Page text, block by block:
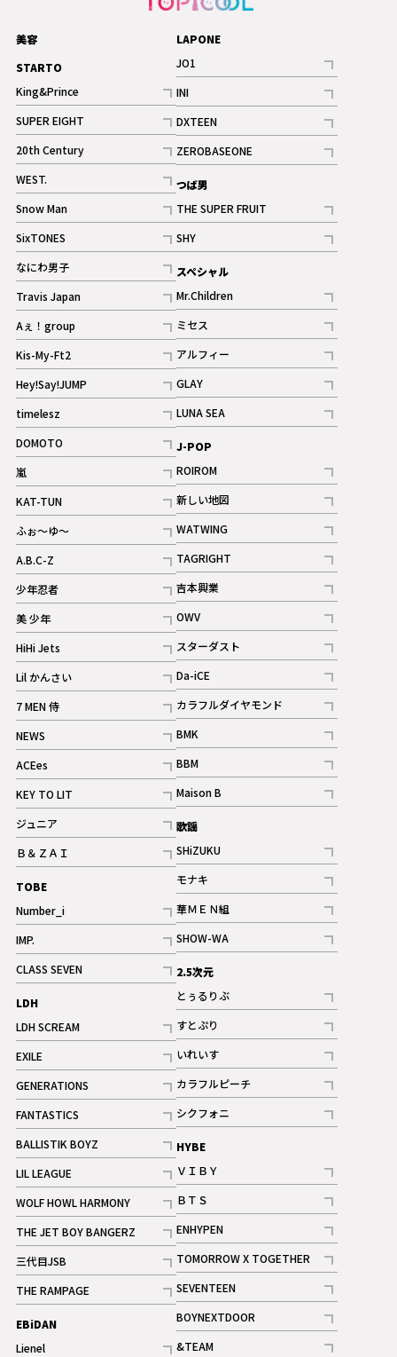
美容
STARTO
King&Prince
記事
SUPER EIGHT
記事
20th Century
記事
WEST.
記事
Snow Man
記事
ギャラリー
SixTONES
記事
ギャラリー
なにわ男子
記事
Travis Japan
記事
Aぇ！group
記事
Kis-My-Ft2
記事
ギャラリー
Hey!Say!JUMP
記事
timelesz
記事
DOMOTO
記事
嵐
記事
KAT-TUN
記事
ふぉ～ゆ～
記事
A.B.C-Z
記事
ギャラリー
少年忍者
記事
美 少年
記事
HiHi Jets
記事
Lil かんさい
記事
7 MEN 侍
記事
NEWS
記事
ACEes
記事
KEY TO LIT
記事
ジュニア
記事
Ｂ＆ＺＡＩ
記事
TOBE
Number_i
記事
IMP.
記事
CLASS SEVEN
記事
LDH
LDH SCREAM
記事
EXILE
記事
GENERATIONS
記事
FANTASTICS
記事
BALLISTIK BOYZ
記事
LIL LEAGUE
記事
WOLF HOWL HARMONY
記事
THE JET BOY BANGERZ
記事
三代目JSB
記事
THE RAMPAGE
記事
ギャラリー
EBiDAN
Lienel
LAPONE
JO1
記事
INI
記事
ギャラリー
DXTEEN
記事
ギャラリー
ZEROBASEONE
記事
つば男
THE SUPER FRUIT
記事
SHY
記事
スペシャル
Mr.Children
記事
ミセス
記事
アルフィー
記事
GLAY
記事
LUNA SEA
記事
J-POP
ROIROM
記事
新しい地図
記事
WATWING
記事
TAGRIGHT
記事
吉本興業
記事
OWV
記事
ギャラリー
スターダスト
記事
Da-iCE
記事
カラフルダイヤモンド
記事
BMK
記事
BBM
記事
ギャラリー
Maison B
記事
歌謡
SHiZUKU
記事
モナキ
記事
華ＭＥＮ組
記事
SHOW-WA
記事
2.5次元
とぅるりぶ
記事
すとぷり
記事
ギャラリー
いれいす
記事
ギャラリー
カラフルピーチ
記事
シクフォニ
記事
HYBE
ＶＩＢＹ
記事
ＢＴＳ
記事
ENHYPEN
記事
TOMORROW X TOGETHER
記事
ギャラリー
SEVENTEEN
記事
BOYNEXTDOOR
記事
&TEAM